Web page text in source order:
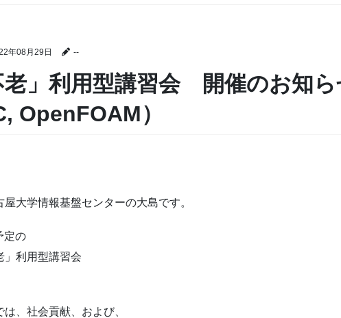
年08月29日 --
老」利用型講習会 開催のお知
OpenFOAM）
大学情報基盤センターの大島です。
定の
利用型講習会
、社会貢献、および、